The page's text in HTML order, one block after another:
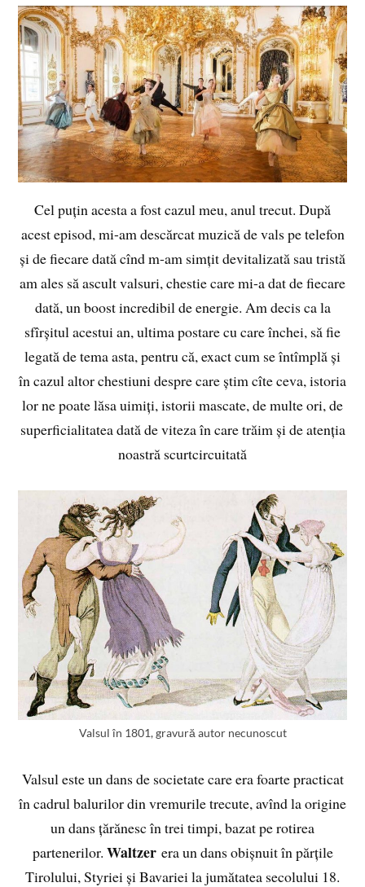
Cel puțin acesta a fost cazul meu, anul trecut. După
acest episod, mi-am descărcat muzică de vals pe telefon
și de fiecare dată cînd m-am simțit devitalizată sau tristă
am ales să ascult valsuri, chestie care mi-a dat de fiecare
dată, un boost incredibil de energie. Am decis ca la
sfîrșitul acestui an, ultima postare cu care închei, să fie
legată de tema asta, pentru că, exact cum se întîmplă și
în cazul altor chestiuni despre care știm cîte ceva, istoria
lor ne poate lăsa uimiți, istorii mascate, de multe ori, de
superficialitatea dată de viteza în care trăim și de atenția
noastră scurtcircuitată
Valsul în 1801, gravură autor necunoscut
Valsul este un dans de societate care era foarte practicat
în cadrul balurilor din vremurile trecute, avînd la origine
un dans țărănesc în trei timpi, bazat pe rotirea
partenerilor. Waltzer era un dans obișnuit în părțile
Tirolului, Styriei și Bavariei la jumătatea secolului 18.